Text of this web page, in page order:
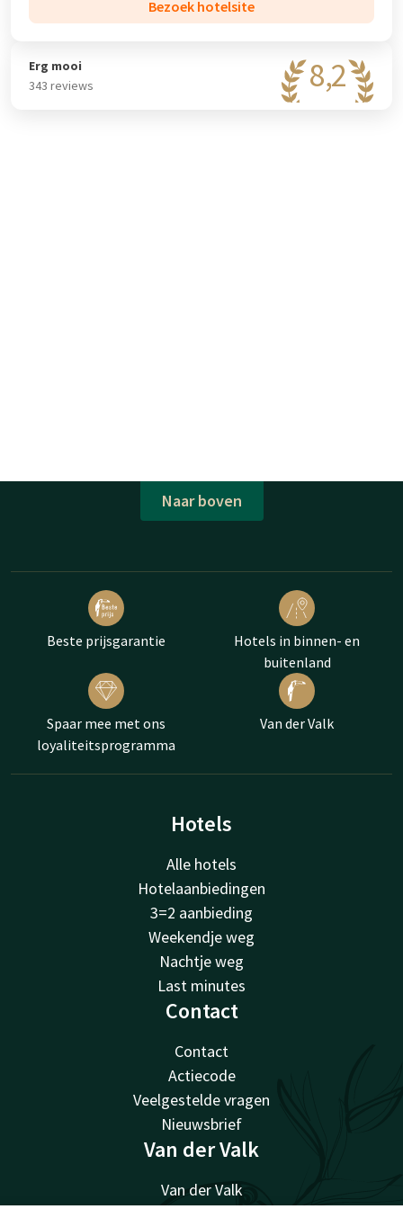
Bezoek hotelsite
8,2
Erg mooi
343 reviews
Naar boven
Beste prijsgarantie
Hotels in binnen- en
buitenland
Spaar mee met ons
loyaliteitsprogramma
Van der Valk
Hotels
Alle hotels
Hotelaanbiedingen
3=2 aanbieding
Weekendje weg
Nachtje weg
Last minutes
Contact
Contact
Actiecode
Veelgestelde vragen
Nieuwsbrief
Van der Valk
Van der Valk